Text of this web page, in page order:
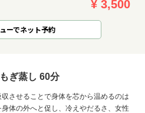
¥ 3,500
ーでネット予約
ぎ蒸し 60分
させることで身体を芯から温めるのは
体の外へと促し、冷えやだるさ、女性